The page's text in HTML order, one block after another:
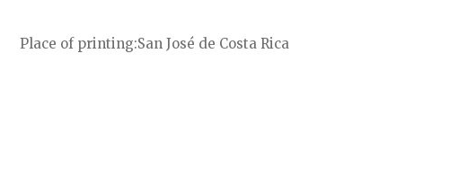
Place of printing San José de Costa Rica